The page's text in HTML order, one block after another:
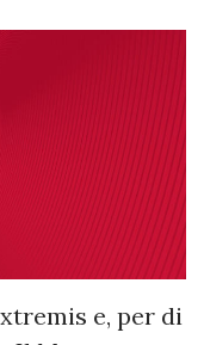
e, per di